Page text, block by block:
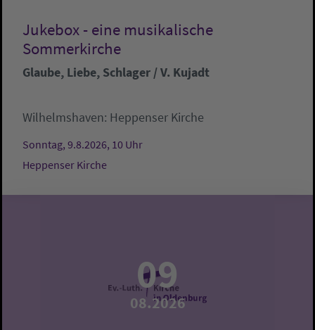
Jukebox - eine musikalische
Sommerkirche
Glaube, Liebe, Schlager / V. Kujadt
Wilhelmshaven: Heppenser Kirche
Sonntag, 9.8.2026, 10 Uhr
Heppenser Kirche
09
08.2026